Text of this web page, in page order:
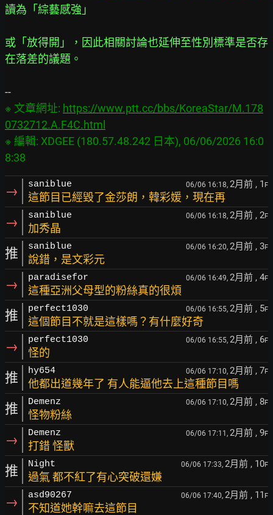
讀為「綜藝感強」
或「放得開」，因此相關討論也延伸至性別標準是否存
在落差的議題。
※ 文章網址: https://www.ptt.cc/bbs/KoreaStar/M.178
0732712.A.F4C.html
※ 編輯: XDGEE (180.57.48.242 日本), 06/06/2026 16:0
→ saniblue 06/06 16:18, 2月前 , 1 F
這節目已經毀了金莎朗，韓彩媛，現在再
→ saniblue 06/06 16:18, 2月前 , 2F
加秀晶
推 saniblue 06/06 16:20, 2月前 , 3F
說錯，是文彩元
→ paradisefor 06/06 16:49, 2月前 , 4F
這種亞洲父母型的粉絲真的很煩
推 perfect1030 06/06 16:55, 2月前 , 5F
這個節目不就是這樣嗎？有什麼好奇
→ perfect1030 06/06 16:55, 2月前 , 6F
怪的
推 hy654 06/06 17:10, 2月前 , 7F
他都出道幾年了 有人能逼他去上這種節目嗎
推 Demenz 06/06 17:10, 2月前 , 8F
怪物粉絲
→ Demenz 06/06 17:11, 2月前 , 9F
打錯 怪獸
推 Night 06/06 17:33, 2月前 , 10F
過氣 都不紅了有心突破還嫌
→ asd90267 06/06 17:40, 2月前 , 11 F
不知道她幹嘛去這節目